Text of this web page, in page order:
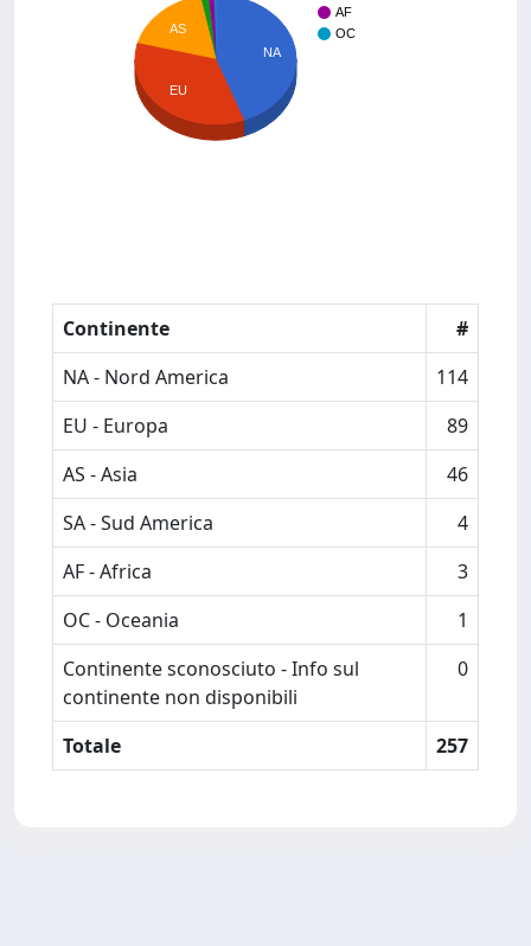
AF
OC
NA
AS
EU
Continente
#
NA - Nord America
114
EU - Europa
89
AS - Asia
46
SA - Sud America
4
AF - Africa
3
OC - Oceania
1
Continente sconosciuto - Info sul
continente non disponibili
0
Totale 257